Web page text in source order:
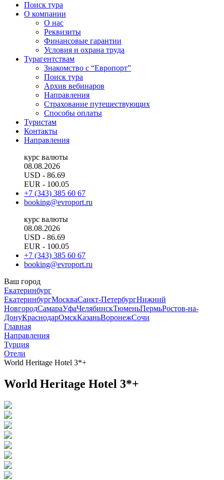
Поиск тура
О компании
О нас
Реквизиты
Финансовые гарантии
Условия и охрана труда
Турагентствам
Знакомство с “Европорт”
Поиск тура
Архив вебинаров
Направления
Страхование путешествующих
Способы оплаты
Туристам
Контакты
Направления
курс валюты
08.08.2026
USD - 86.69
EUR - 100.05
+7 (343) 385 60 67
booking@evroport.ru
курс валюты
08.08.2026
USD - 86.69
EUR - 100.05
+7 (343) 385 60 67
booking@evroport.ru
Ваш город
Екатеринбург
ЕкатеринбургМоскваСанкт-ПетербургНижний
НовгородСамараУфаЧелябинскТюменьПермьРостов-на-
ДонуКраснодарОмскКазаньВоронежСочи
Главная
Направления
Турция
Отели
World Heritage Hotel 3*+
World Heritage Hotel 3*+